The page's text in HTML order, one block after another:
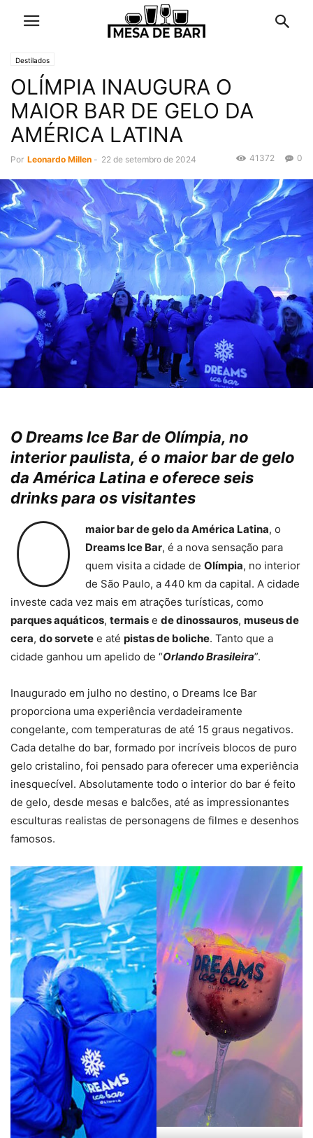
Destilados
OLÍMPIA INAUGURA O
MAIOR BAR DE GELO DA
AMÉRICA LATINA
Por Leonardo Millen - 22 de setembro de 2024 0
41372
O Dreams Ice Bar de Olímpia, no
interior paulista, é o maior bar de gelo
da América Latina e oferece seis
drinks para os visitantes
O maior bar de gelo da América Latina, o
Dreams Ice Bar, é a nova sensação para
quem visita a cidade de Olímpia, no interior
de São Paulo, a 440 km da capital. A cidade
investe cada vez mais em atrações turísticas, como
parques aquáticos, termais e de dinossauros, museus de
cera, do sorvete e até pistas de boliche. Tanto que a
cidade ganhou um apelido de “Orlando Brasileira”.
Inaugurado em julho no destino, o Dreams Ice Bar
proporciona uma experiência verdadeiramente
congelante, com temperaturas de até 15 graus negativos.
Cada detalhe do bar, formado por incríveis blocos de puro
gelo cristalino, foi pensado para oferecer uma experiência
inesquecível. Absolutamente todo o interior do bar é feito
de gelo, desde mesas e balcões, até as impressionantes
esculturas realistas de personagens de filmes e desenhos
famosos.